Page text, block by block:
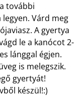
további
Várd meg
A gyertya
le a kanócot 2-
lánggal égjen.
is melegszik.
gyertyát!
készül!:)